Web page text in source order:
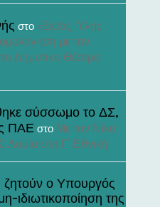
στο «Εκτός Ύλης
με τον
Δημοτικό Θέατρο
σύσσωμο το ΔΣ,
ΠΑΕ στο Με τον Νίκο
Λαμία στη Γ’ Εθνική
ζητούν ο Υπουργός
ιδιωτικοποίηση της